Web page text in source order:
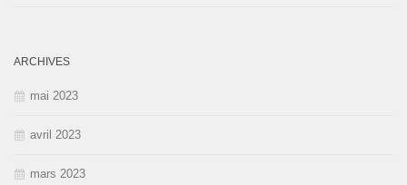
ARCHIVES
mai 2023
avril 2023
mars 2023